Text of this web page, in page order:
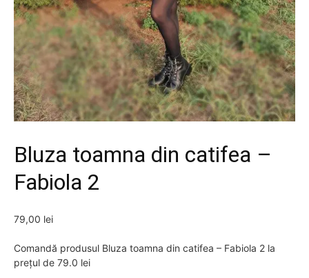
Bluza toamna din catifea –
Fabiola 2
79,00 lei
Comandă produsul Bluza toamna din catifea – Fabiola 2 la
prețul de 79.0 lei